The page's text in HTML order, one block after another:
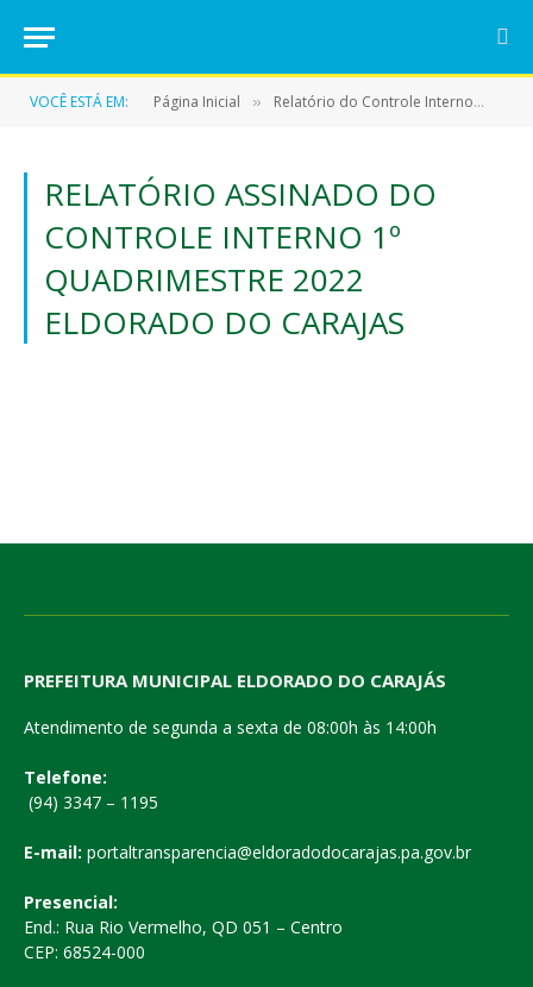
VOCÊ ESTÁ EM: Página Inicial » Relatório do Controle Interno
RELATÓRIO ASSINADO DO
CONTROLE INTERNO 1º
QUADRIMESTRE 2022
ELDORADO DO CARAJAS
PREFEITURA MUNICIPAL ELDORADO DO CARAJÁS
Atendimento de segunda a sexta de 08:00h às 14:00h
Telefone:
(94) 3347 – 1195
E-mail: portaltransparencia@eldoradodocarajas.pa.gov.br
Presencial:
End.: Rua Rio Vermelho, QD 051 – Centro
CEP: 68524-000